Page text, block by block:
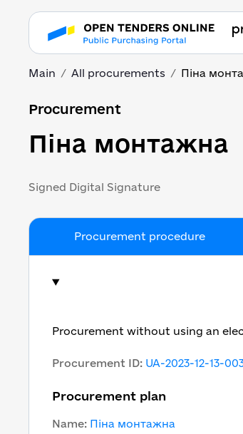
Main All procurements Піна
Піна монтажна
Procurement
Піна монтажна
Signed Digital Signature
Procurement procedure
Procurement without using an
Procurement ID: UA-2023-12-13-
Procurement plan
Name: Піна монтажна